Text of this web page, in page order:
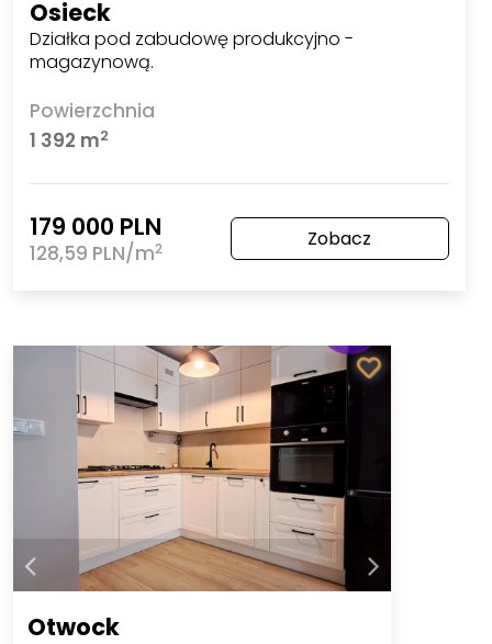
Osieck
Działka pod zabudowę produkcyjno -
magazynową.
Powierzchnia
1 392 m2
179 000 PLN
128,59 PLN/m2 Zobacz
Otwock